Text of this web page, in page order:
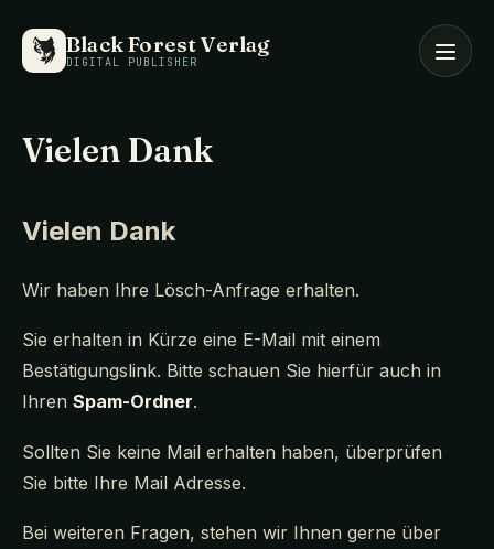
Black Forest Verlag
DIGITAL PUBLISHER
Vielen Dank
Vielen Dank
Wir haben Ihre Lösch-Anfrage erhalten.
Sie erhalten in Kürze eine E-Mail mit einem
Bestätigungslink. Bitte schauen Sie hierfür auch in
Ihren Spam-Ordner.
Sollten Sie keine Mail erhalten haben, überprüfen
Sie bitte Ihre Mail Adresse.
Bei weiteren Fragen, stehen wir Ihnen gerne über